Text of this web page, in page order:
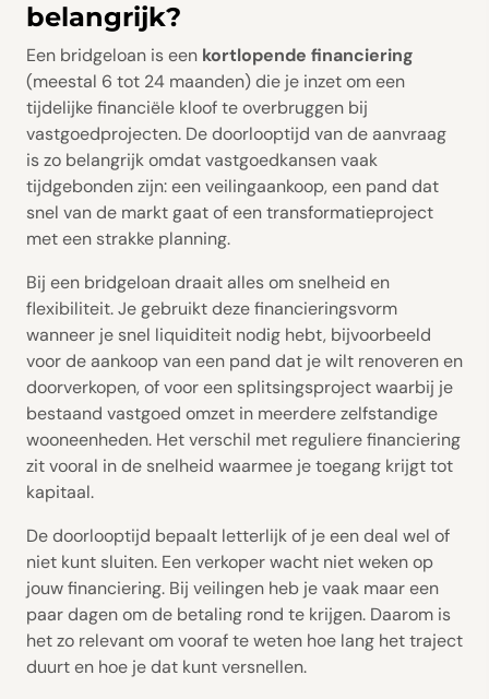
belangrijk?
Een bridgeloan is een kortlopende financiering
(meestal 6 tot 24 maanden) die je inzet om een
tijdelijke financiële kloof te overbruggen bij
vastgoedprojecten. De doorlooptijd van de aanvraag
is zo belangrijk omdat vastgoedkansen vaak
tijdgebonden zijn: een veilingaankoop, een pand dat
snel van de markt gaat of een transformatieproject
met een strakke planning.
Bij een bridgeloan draait alles om snelheid en
flexibiliteit. Je gebruikt deze financieringsvorm
wanneer je snel liquiditeit nodig hebt, bijvoorbeeld
voor de aankoop van een pand dat je wilt renoveren en
doorverkopen, of voor een splitsingsproject waarbij je
bestaand vastgoed omzet in meerdere zelfstandige
wooneenheden. Het verschil met reguliere financiering
zit vooral in de snelheid waarmee je toegang krijgt tot
kapitaal.
De doorlooptijd bepaalt letterlijk of je een deal wel of
niet kunt sluiten. Een verkoper wacht niet weken op
jouw financiering. Bij veilingen heb je vaak maar een
paar dagen om de betaling rond te krijgen. Daarom is
het zo relevant om vooraf te weten hoe lang het traject
duurt en hoe je dat kunt versnellen.